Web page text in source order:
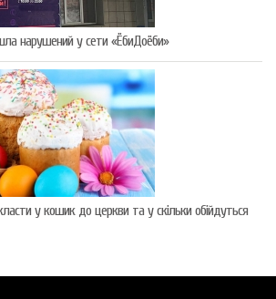
нарушений у сети «ЁбиДоёби»
у кошик до церкви та у скільки обійдуться